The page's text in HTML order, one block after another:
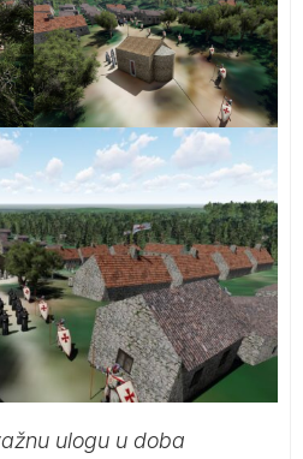
ulogu u doba